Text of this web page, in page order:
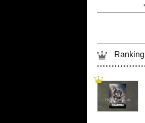
Ranking